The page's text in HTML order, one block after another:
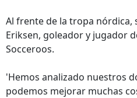
Al frente de la tropa nórdica,
Eriksen, goleador y jugador
Socceroos.
'Hemos analizado nuestros
podemos mejorar muchas